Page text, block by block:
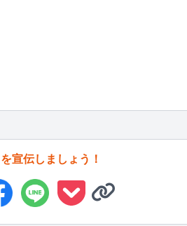
宣伝しましょう！